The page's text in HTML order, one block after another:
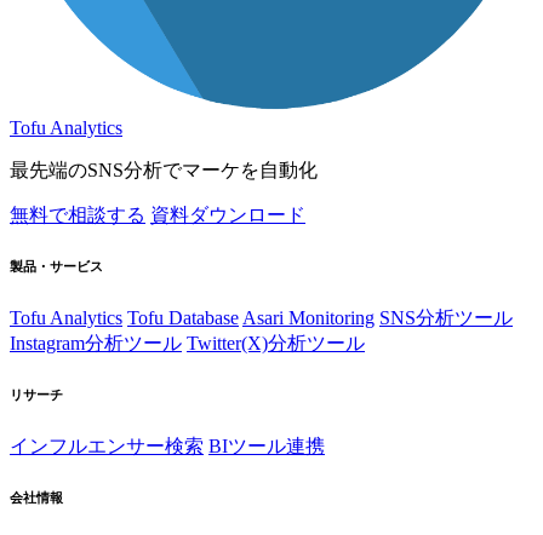
Tofu Analytics
最先端のSNS分析でマーケを自動化
無料で相談する 資料ダウンロード
製品・サービス
Tofu Analytics Tofu Database Asari Monitoring SNS分析ツール
Instagram分析ツール Twitter(X)分析ツール
リサーチ
インフルエンサー検索 BIツール連携
会社情報